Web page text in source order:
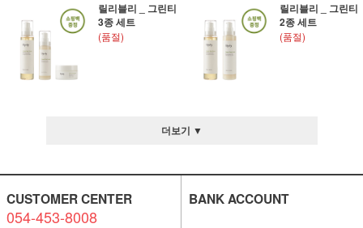
릴리블리 _ 그린티
3종 세트
(품절)
릴리블리 _ 그린티
2종 세트
(품절)
더보기 ▼
CUSTOMER CENTER
054-453-8008
BANK ACCOUNT